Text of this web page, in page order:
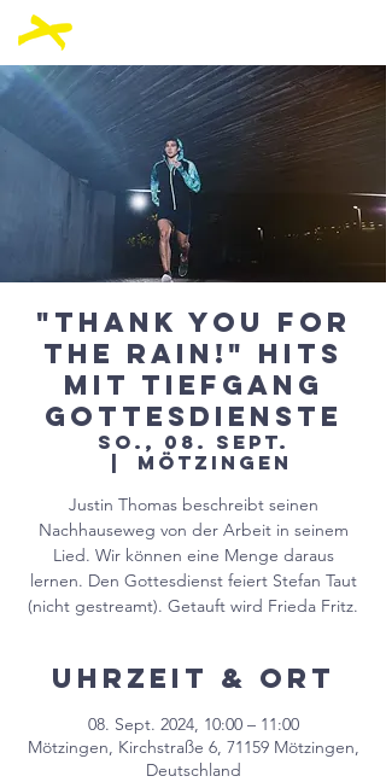
"Thank you for
the Rain!" Hits
mit Tiefgang
Gottesdienste
So., 08. Sept.
Mötzingen
Justin Thomas beschreibt seinen
Nachhauseweg von der Arbeit in seinem
Lied. Wir können eine Menge daraus
lernen. Den Gottesdienst feiert Stefan Taut
(nicht gestreamt). Getauft wird Frieda Fritz.
Uhrzeit & Ort
08. Sept. 2024, 10:00 – 11:00
Mötzingen, Kirchstraße 6, 71159 Mötzingen,
Deutschland